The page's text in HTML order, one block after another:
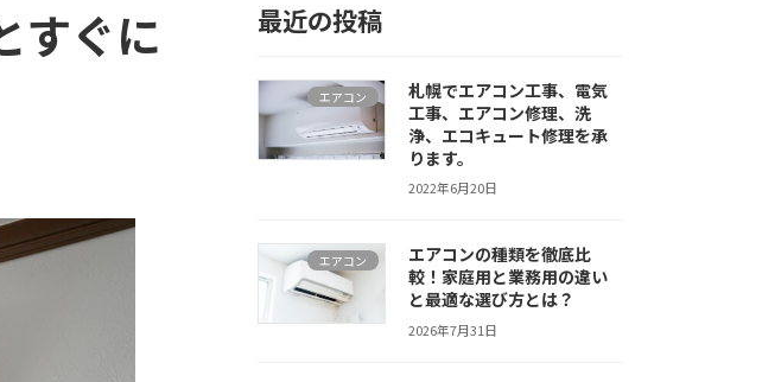
すぐに
最近の投稿
エアコン
札幌でエアコン工事、電気
工事、エアコン修理、洗
浄、エコキュート修理を承
ります。
2022年6月20日
エアコン
エアコンの種類を徹底比
較！家庭用と業務用の違い
と最適な選び方とは？
2026年7月31日